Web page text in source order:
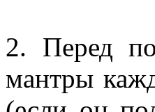
2. Перед
мантры